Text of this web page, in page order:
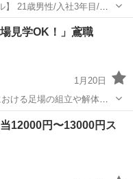
21歳男性/入社3年目/基
タッフ
見学OK！」鳶職
1月20日
。 未経験者積極
ことはその都度丁寧にお
円〜13000円ス